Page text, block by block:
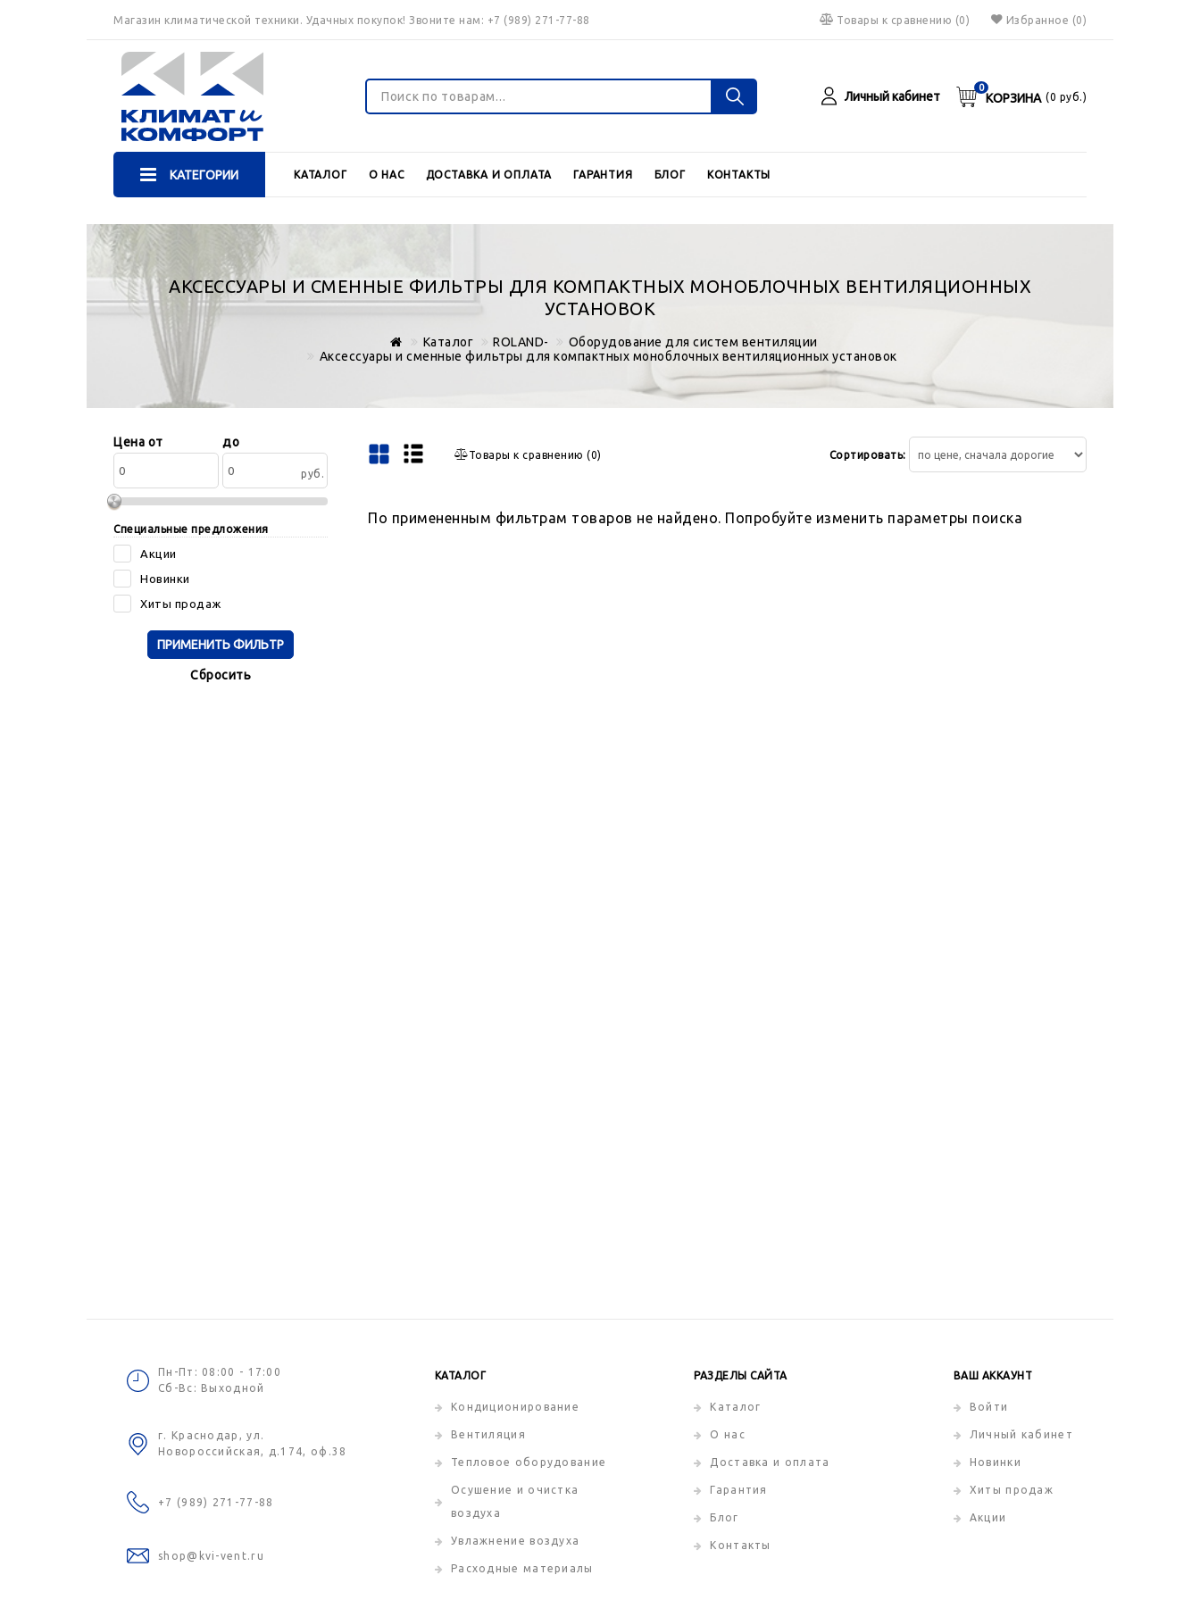
Магазин климатической техники. Удачных покупок! Звоните нам: +7 (989) 271-77-88 Товары к сравнению (0) Избранное (0)
Личный кабинет КОРЗИНА
0
(0 руб.)
КАТЕГОРИИ КАТАЛОГ О НАС ДОСТАВКА И ОПЛАТА ГАРАНТИЯ БЛОГ КОНТАКТЫ
АКСЕССУАРЫ И СМЕННЫЕ ФИЛЬТРЫ ДЛЯ КОМПАКТНЫХ МОНОБЛОЧНЫХ ВЕНТИЛЯЦИОННЫХ
УСТАНОВОК
Каталог ROLAND-
Оборудование для систем вентиляции
Аксессуары и сменные фильтры для компактных моноблочных вентиляционных установок
Сортировать
по:
Цена от до
руб.
Специальные предложения
Акции
Новинки
Хиты продаж
Cбросить
Товары к сравнению (0) Сортировать:
По примененным фильтрам товаров не найдено. Попробуйте изменить параметры поиска
Пн-Пт: 08:00 - 17:00
Сб-Вс: Выходной
г. Краснодар, ул.
Новороссийская, д.174, оф.38
+7 (989) 271-77-88
shop@kvi-vent.ru
КАТАЛОГ
Кондиционирование
Вентиляция
Тепловое оборудование
Осушение и очистка
воздуха
Увлажнение воздуха
Расходные материалы
РАЗДЕЛЫ САЙТА
Каталог
О нас
Доставка и оплата
Гарантия
Блог
Контакты
ВАШ АККАУНТ
Войти
Личный кабинет
Новинки
Хиты продаж
Акции